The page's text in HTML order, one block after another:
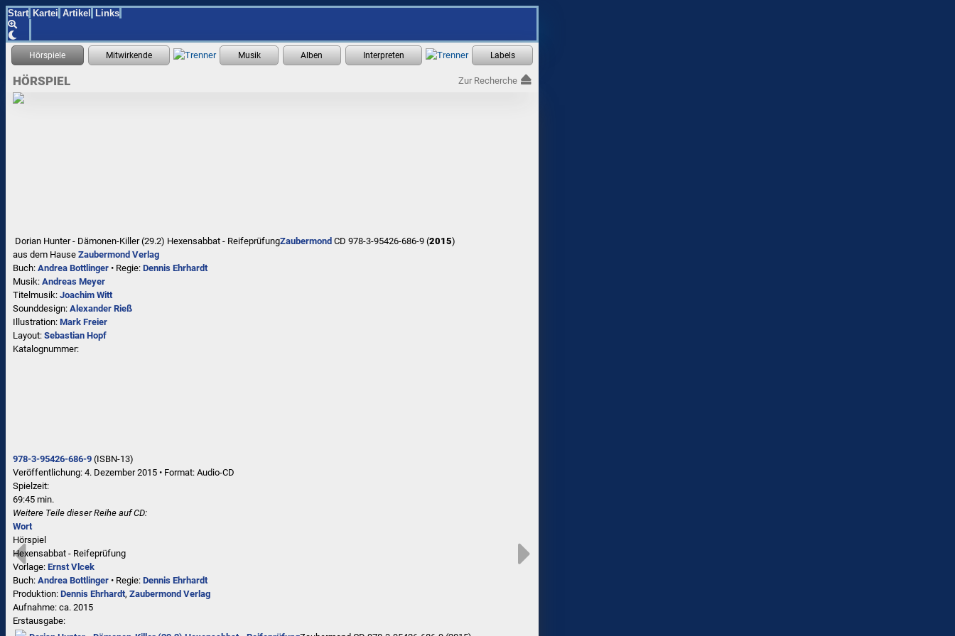
Start Kartei Artikel Links
HÖRSPIEL Zur Recherche
Dorian Hunter - Dämonen-Killer (29.2) Hexensabbat - ReifeprüfungZaubermond CD 978-3-95426-686-9 (2015)
aus dem Hause Zaubermond Verlag
Buch: Andrea Bottlinger • Regie: Dennis Ehrhardt
Musik: Andreas Meyer
Titelmusik: Joachim Witt
Sounddesign: Alexander Rieß
Illustration: Mark Freier
Layout: Sebastian Hopf
Katalognummer:
978-3-95426-686-9 (ISBN-13)
Veröffentlichung: 4. Dezember 2015 • Format: Audio-CD
Spielzeit:
69:45 min.
Weitere Teile dieser Reihe auf CD:
Wort
Hörspiel
Hexensabbat - Reifeprüfung
Vorlage: Ernst Vlcek
Buch: Andrea Bottlinger • Regie: Dennis Ehrhardt
Produktion: Dennis Ehrhardt, Zaubermond Verlag
Aufnahme: ca. 2015
Erstausgabe: